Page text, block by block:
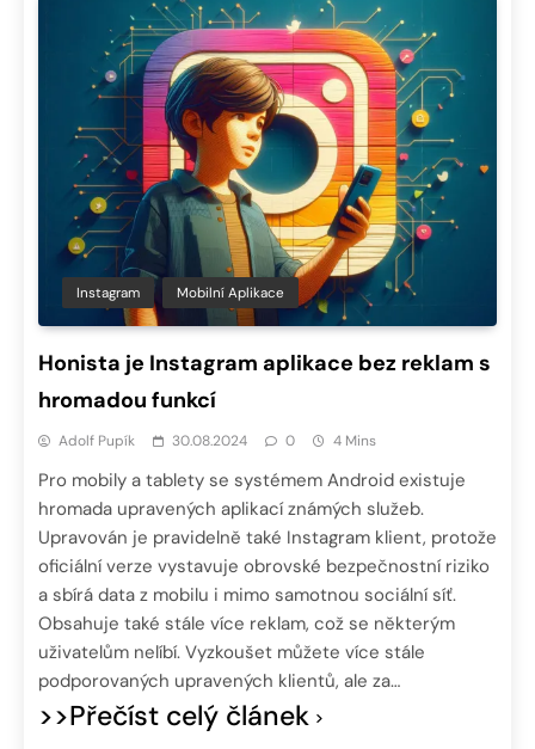
Instagram Mobilní Aplikace
Honista je Instagram aplikace bez reklam s
hromadou funkcí
Adolf Pupík 30.08.2024 0 4 Mins
Pro mobily a tablety se systémem Android existuje
hromada upravených aplikací známých služeb.
Upravován je pravidelně také Instagram klient, protože
oficiální verze vystavuje obrovské bezpečnostní riziko
a sbírá data z mobilu i mimo samotnou sociální síť.
Obsahuje také stále více reklam, což se některým
uživatelům nelíbí. Vyzkoušet můžete více stále
podporovaných upravených klientů, ale za…
>>Přečíst celý článek